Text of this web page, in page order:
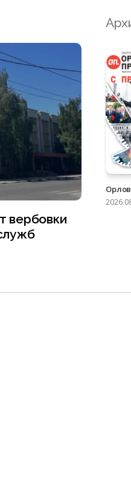
вербовки